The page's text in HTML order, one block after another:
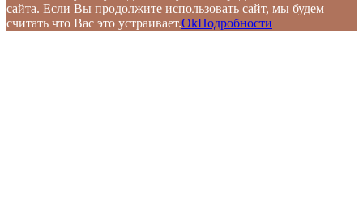
сайта. Если Вы продолжите использовать сайт, мы будем
считать что Вас это устраивает.OkПодробности